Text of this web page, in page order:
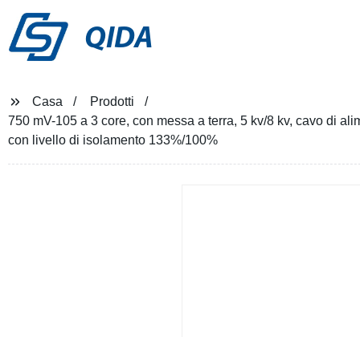
QIDA
Casa
Prodotti
750 mV-105 a 3 core, con messa a terra, 5 kv/8 kv, cavo di
con livello di isolamento 133%/100%